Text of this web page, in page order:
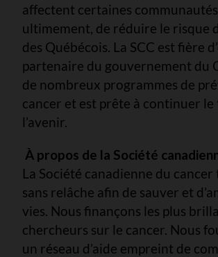
affectent certaines
ultimement, de réduire le risque
des Québécois. La SCC est fière
partenaire du gouvernement du
de nombreux programmes de
cancer et est prête à continuer le
l’avenir.
À propos de la Société
La Société canadienne du
sans relâche afin de sauver et
vies. Nous finançons les plus
chercheurs sur le cancer. Nous
un réseau d’aide empreint de